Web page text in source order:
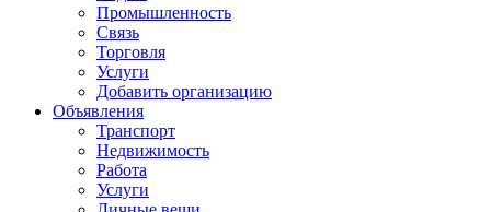
Промышленность
Связь
Торговля
Услуги
Добавить организацию
Объявления
Транспорт
Недвижимость
Работа
Услуги